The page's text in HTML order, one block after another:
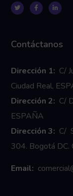
Contáctanos
Dirección 1: C/
Ciudad Real,
Dirección 2: C/
ESPAÑA
Dirección 3: C/
304. Bogotá DC.
Email: